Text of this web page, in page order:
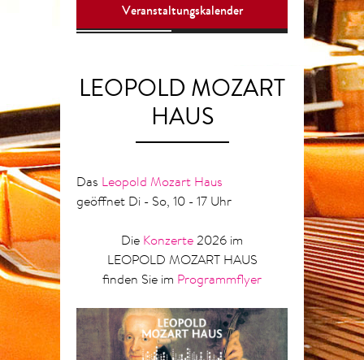
Veranstaltungskalender
LEOPOLD MOZART
HAUS
Das Leopold Mozart Haus
geöffnet Di - So, 10 - 17 Uhr
Die Konzerte 2026 im
LEOPOLD MOZART HAUS
finden Sie im Programmflyer